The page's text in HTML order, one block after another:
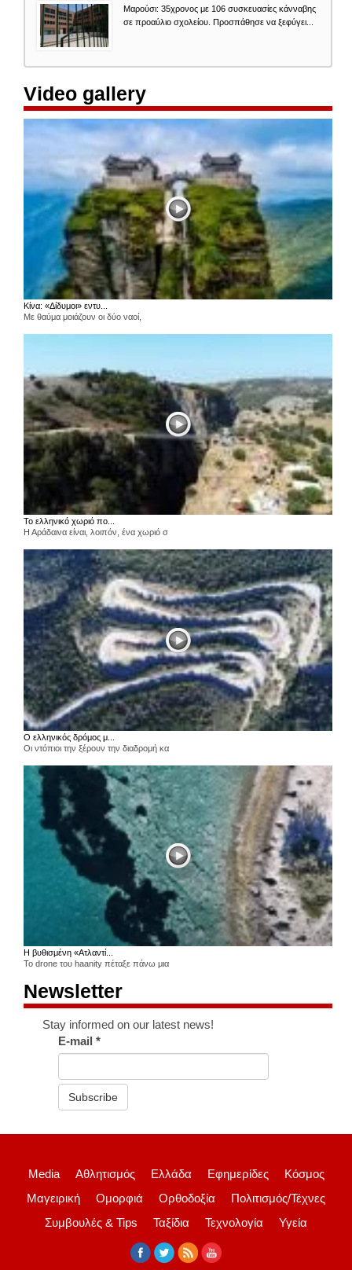
Μαρούσι: 35χρονος με 106 συσκευασίες κάνναβης
σε προαύλιο σχολείου. Προσπάθησε να ξεφύγει...
Video gallery
Κίνα: «Δίδυμοι» εντυ...
Με θαύμα μοιάζουν οι δύο ναοί,
Το ελληνικό χωριό πο...
Η Αράδαινα είναι, λοιπόν, ένα χωριό σ
Ο ελληνικός δρόμος μ...
Οι ντόπιοι την ξέρουν την διαδρομή κα
Η βυθισμένη «Ατλαντί...
Το drone του haanity πέταξε πάνω μια
Newsletter
Stay informed on our latest news!
E-mail*
Subscribe
Media Αθλητισμός Ελλάδα Εφημερίδες
Κόσμος
Μαγειρική
Ομορφιά Ορθοδοξία
Πολιτισμός/Τέχνες
Συμβουλές & Tips
Ταξίδια Τεχνολογία Υγεία